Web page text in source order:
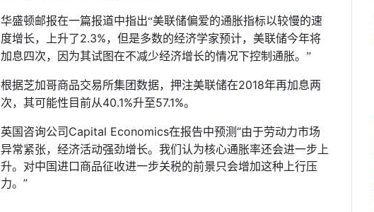
华盛顿邮报在一篇报道中指出“美联储偏爱的通胀指标以较慢的速
度增长，上升了2.3%，但是多数的经济学家预计，美联储今年将
加息四次，因为其试图在不减少经济增长的情况下控制通胀。”
根据芝加哥商品交易所集团数据，押注美联储在2018年再加息两
次，其可能性目前从40.1%升至57.1%。
英国咨询公司 Capital Economics在报告中预测“由于劳动力市场
异常紧张，经济活动强劲增长。我们认为核心通胀率还会进一步上
升。对中国进口商品征收进一步关税的前景只会增加这种上行压
力。”